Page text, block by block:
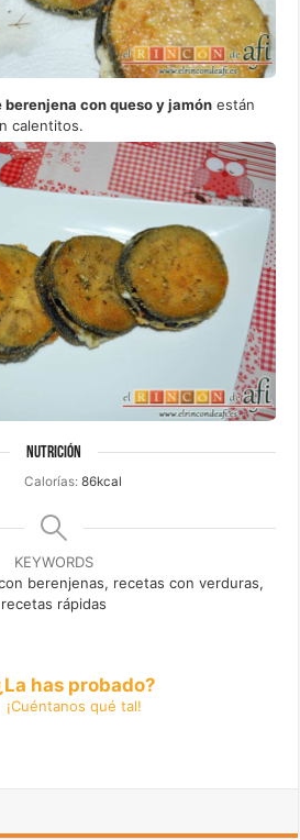
berenjena con queso y jamón están
calentitos.
NUTRICIÓN
Calorías:86kcal
KEYWORDS
berenjenas, recetas con verduras,
recetas rápidas
has probado?
¡Cuéntanos qué tal!